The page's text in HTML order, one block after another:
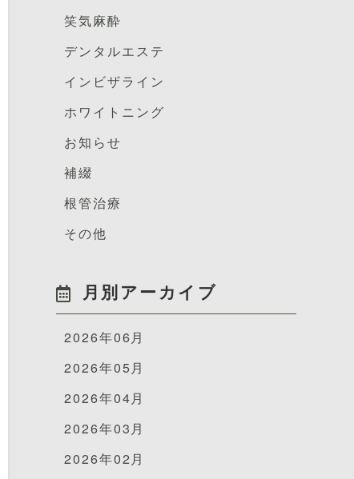
笑気麻酔
デンタルエステ
インビザライン
ホワイトニング
お知らせ
補綴
根管治療
その他
月別アーカイブ
2026年06月
2026年05月
2026年04月
2026年03月
2026年02月